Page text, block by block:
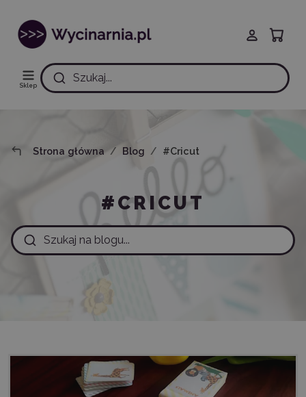
Sklep
Szukaj...
Strona główna Blog #Cricut
#CRICUT
Szukaj na blogu...